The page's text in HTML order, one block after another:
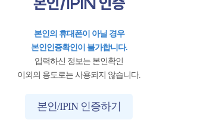
본인의 휴대폰이 아닐 경우
본인인증확인이 불가합니다.
입력하신 정보는 본인확인
이외의 용도로는 사용되지 않습니다.
본인/IPIN 인증하기